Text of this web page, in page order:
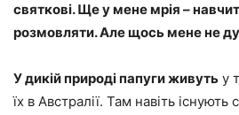
святкові. Ще у мене мрія –
розмовляти. Але щось мене не
У дикій природі папуги живуть у
їх в Австралії. Там навіть існують